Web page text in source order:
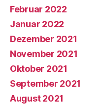
Februar 2022
Januar 2022
Dezember 2021
November 2021
Oktober 2021
September 2021
August 2021